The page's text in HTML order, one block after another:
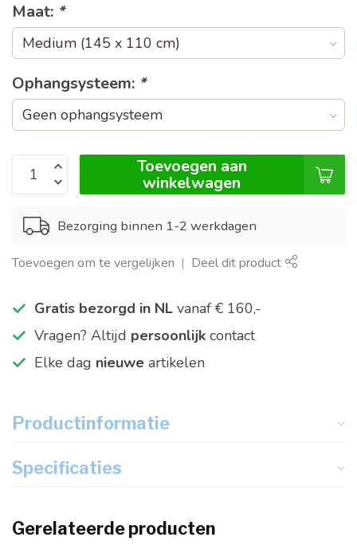
Maat: *
Ophangsysteem: *
Toevoegen aan
winkelwagen
Bezorging binnen 1-2 werkdagen
Toevoegen om te vergelijken Deel dit product
Gratis bezorgd in NL vanaf € 160,-
Vragen? Altijd persoonlijk contact
Elke dag nieuwe artikelen
Productinformatie
Specificaties
Gerelateerde producten